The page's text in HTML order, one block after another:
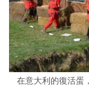
在意大利的復活蛋